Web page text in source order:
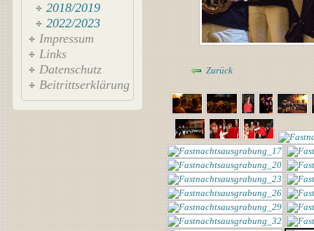
2018/2019
2022/2023
Impressum
Links
Datenschutz
Beitrittserklärung
Zurück